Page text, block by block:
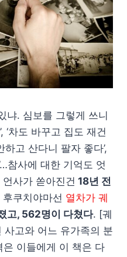
냐. 심보를 그렇게 쓰니
‘차도 바꾸고 집도 재건
하고 산다니 팔자 좋다’,
참사에 대한 기억도 엇
사가 쏟아진건 18년 전
쿠치야마선 열차가 궤
고, 562명이 다쳤다. [궤
사고와 어느 유가족의 분
이들에게 이 책은 다